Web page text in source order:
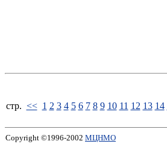
стp. << 1 2 3 4 5 6 7 8 9 10 11 12 13 14
Copyright ©1996-2002 МЦНМО